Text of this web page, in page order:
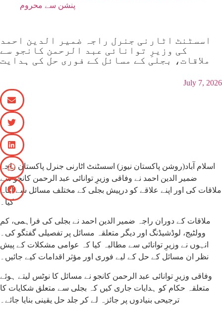
پنشن سے محروم
اسسٹنٹ اٹارنی جنرل راجہ ضمیر الدین احمد
کی وزیرِ توانائی عبد الرحمن کانجو سے
ملاقات، بجلی کے مسائل کے فوری حل کی ہدایت
July 7, 2026
اسلام آباد(روشن پاکستان نیوز) اسسٹنٹ اٹارنی جنرل پاکستان راجہ
ضمیر الدین احمد نے وفاقی وزیرِ توانائی عبد الرحمن کانجو سے
ملاقات کی اور اپنے علاقے کو درپیش بجلی کے مختلف مسائل سے آگاہ
کیا۔
ملاقات کے دوران راجہ ضمیر الدین احمد نے بجلی کی فراہمی، کم
وولٹیج، لوڈشیڈنگ اور دیگر متعلقہ مسائل پر تفصیلی گفتگو کی۔
انہوں نے وزیرِ توانائی سے مطالبہ کیا کہ عوامی مشکلات کے پیش
نظر ان مسائل کے حل کے لیے فوری اور مؤثر اقدامات کیے جائیں۔
وفاقی وزیرِ توانائی عبد الرحمن کانجو نے مسائل کا نوٹس لیتے ہوئے
متعلقہ حکام کو ہدایات جاری کیں کہ بجلی سے متعلق شکایات کا
ترجیحی بنیادوں پر جائزہ لے کر جلد حل یقینی بنایا جائے۔